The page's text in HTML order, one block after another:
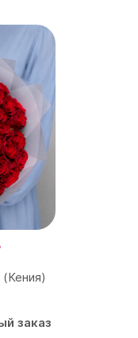
заказ